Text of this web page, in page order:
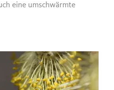
eine umschwärmte